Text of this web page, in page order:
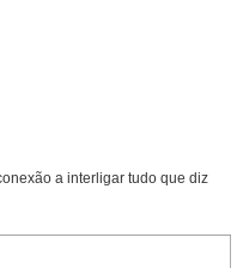
a interligar tudo que diz